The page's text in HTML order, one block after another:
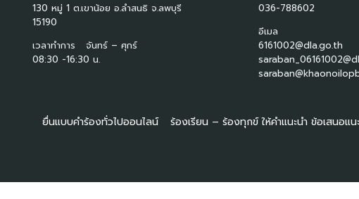
130 หมู่ 1 ต.เขาน้อย อ.ลำสนธิ จ.ลพบุรี
15190
เวลาทำการ จันทร์ – ศุกร์
08:30 -16:30 น.
036-788602
อีเมล
6161002@dla.go.th
ยื่นแบบคำร้องทั่วไปออนไลน์ ร้องเรียน – ร้องทุกข์ ให้คำแนะนำ ข้อเสนอแน